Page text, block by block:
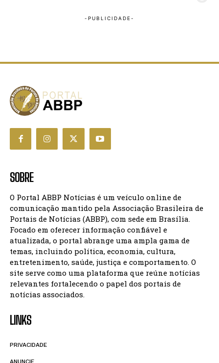
SOBRE
O Portal ABBP Notícias é um veículo online de
comunicação mantido pela Associação Brasileira de
Portais de Notícias (ABBP), com sede em Brasília.
Focado em oferecer informação confiável e
atualizada, o portal abrange uma ampla gama de
temas, incluindo política, economia, cultura,
entretenimento, saúde, justiça e comportamento. O
site serve como uma plataforma que reúne notícias
relevantes fortalecendo o papel dos portais de
notícias associados.
LINKS
PRIVACIDADE